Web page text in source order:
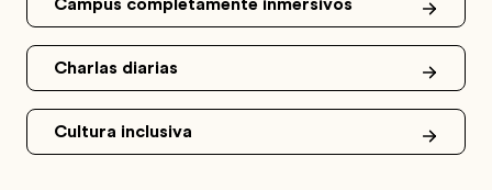
Campus completamente inmersivos
Charlas diarias
Cultura inclusiva